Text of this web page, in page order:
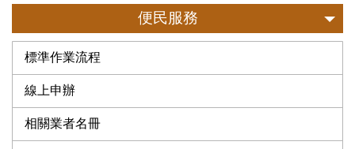
便民服務
標準作業流程
線上申辦
相關業者名冊